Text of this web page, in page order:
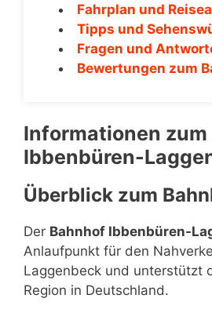
Fahrplan und
Tipps und
Fragen und
Bewertungen zum
Informationen
Ibbenbüren-
Überblick zum
Der Bahnhof Ibbenbüren-
Anlaufpunkt für den
Laggenbeck und unterstützt
Region in Deutschland.